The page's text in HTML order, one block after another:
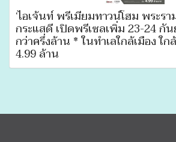
‘ไอเจ้นท์ พรีเมี่ยมทาวน์โฮม พระร
กระแสดี เปิดพรีเซลเพิ่ม 23-24 กั
กว่าครึ่งล้าน * ในทำเลใกล้เมือง ใก
4.99 ล้าน